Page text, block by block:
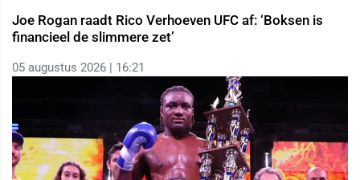
Joe Rogan raadt Rico Verhoeven UFC af: ‘Boksen is
financieel de slimmere zet’
05 augustus 2026 | 16:21